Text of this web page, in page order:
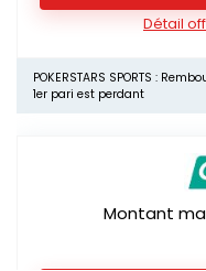
Détail
POKERSTARS SPORTS :
1er pari est perdant
Montant